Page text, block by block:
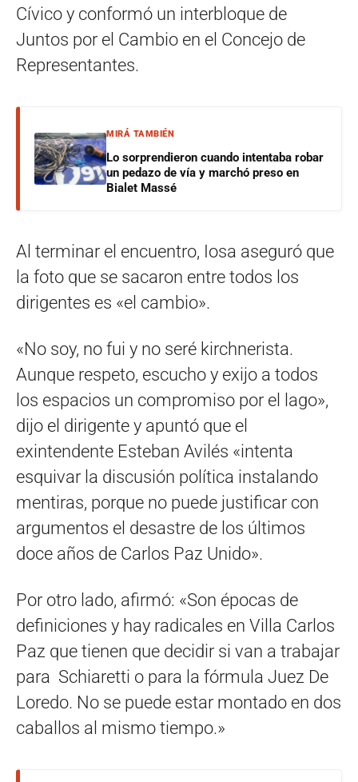
Cívico y conformó un interbloque de
Juntos por el Cambio en el Concejo de
Representantes.
MIRÁ TAMBIÉN
Lo sorprendieron cuando intentaba robar
un pedazo de vía y marchó preso en
Bialet Massé
Al terminar el encuentro, Iosa aseguró que
la foto que se sacaron entre todos los
dirigentes es «el cambio».
«No soy, no fui y no seré kirchnerista.
Aunque respeto, escucho y exijo a todos
los espacios un compromiso por el lago»,
dijo el dirigente y apuntó que el
exintendente Esteban Avilés «intenta
esquivar la discusión política instalando
mentiras, porque no puede justificar con
argumentos el desastre de los últimos
doce años de Carlos Paz Unido».
Por otro lado, afirmó: «Son épocas de
definiciones y hay radicales en Villa Carlos
Paz que tienen que decidir si van a trabajar
para Schiaretti o para la fórmula Juez De
Loredo. No se puede estar montado en dos
caballos al mismo tiempo.»